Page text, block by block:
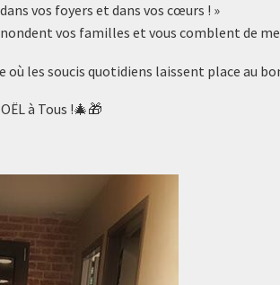
vos foyers et dans vos cœurs ! »
vos familles et vous comblent de
où les soucis quotidiens laissent place au
à Tous !🎄🎁